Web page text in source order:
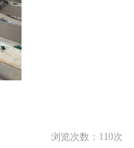
浏览次数： 110次